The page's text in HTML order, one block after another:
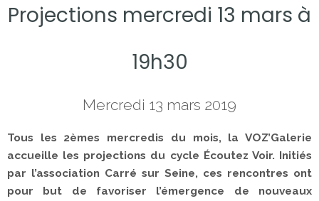
Projections mercredi 13 mars à
19h30
Mercredi 13 mars 2019
Tous les 2èmes mercredis du mois, la VOZ’Galerie
accueille les projections du cycle Écoutez Voir. Initiés
par l’association Carré sur Seine, ces rencontres ont
pour but de favoriser l’émergence de nouveaux